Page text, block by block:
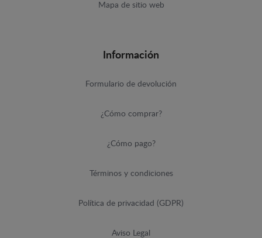
Mapa de sitio web
Información
Formulario de devolución
¿Cómo comprar?
¿Cómo pago?
Términos y condiciones
Política de privacidad (GDPR)
Aviso Legal